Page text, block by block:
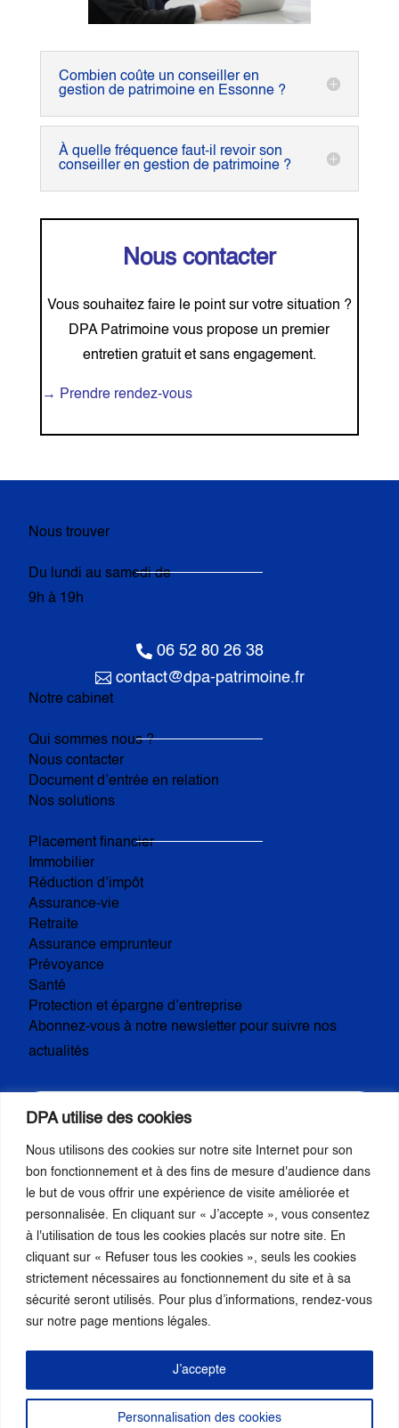
DPA utilise des cookies
Nous utilisons des cookies sur notre site Internet pour son
bon fonctionnement et à des fins de mesure d'audience dans
le but de vous offrir une expérience de visite améliorée et
personnalisée. En cliquant sur « J’accepte », vous consentez
à l'utilisation de tous les cookies placés sur notre site. En
cliquant sur « Refuser tous les cookies », seuls les cookies
strictement nécessaires au fonctionnement du site et à sa
sécurité seront utilisés. Pour plus d’informations, rendez-vous
sur notre page mentions légales.
Personnalisation des cookies
J’accepte
Combien coûte un conseiller en
gestion de patrimoine en Essonne ?
À quelle fréquence faut-il revoir son
conseiller en gestion de patrimoine ?
Nous contacter
Vous souhaitez faire le point sur votre situation ?
DPA Patrimoine vous propose un premier
entretien gratuit et sans engagement.
→ Prendre rendez-vous
Nous trouver
Du lundi au samedi de
9h à 19h
 06 52 80 26 38
 contact@dpa-patrimoine.fr
Notre cabinet
Qui sommes nous ?
Nous contacter
Document d’entrée en relation
Nos solutions
Placement financier
Immobilier
Réduction d’impôt
Assurance-vie
Retraite
Assurance emprunteur
Prévoyance
Santé
Protection et épargne d’entreprise
Abonnez-vous à notre newsletter pour suivre nos
actualités
S’inscrire
Nous suivre
Membre de la :